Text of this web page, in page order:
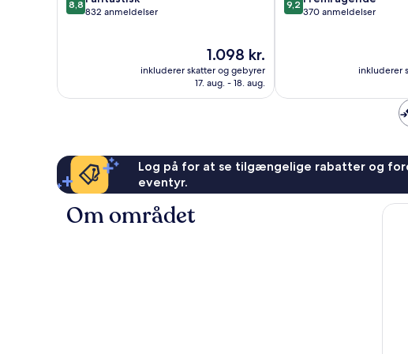
ud
8,8
832 anmeldelser
Prisen
1.098 kr.
1.098 kr.
inkluderer skatter og gebyrer
17. aug. - 18. aug.
ud
9,2
370 anmeldelser
inkluderer
Log på for at se tilgængelige rabatter og
eventyr.
Om området